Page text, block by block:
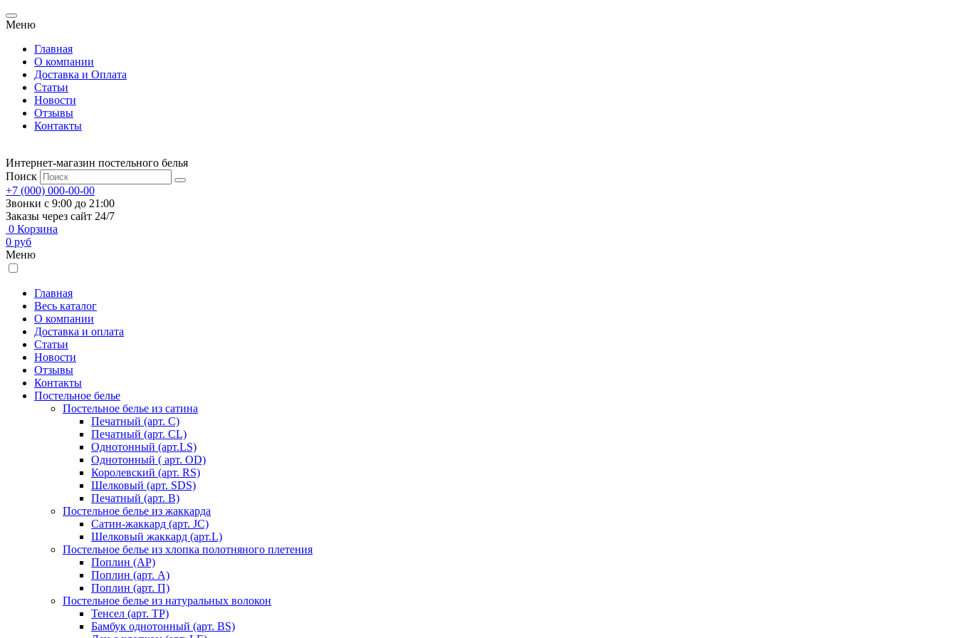
Меню
Главная
О компании
Доставка и Оплата
Статьи
Новости
Отзывы
Контакты
Интернет-магазин постельного белья
Поиск
+7 (000) 000-00-00
Звонки с 9:00 до 21:00
Заказы через сайт 24/7
0 Корзина
0 руб
Меню
Главная
Весь каталог
О компании
Доставка и оплата
Статьи
Новости
Отзывы
Контакты
Постельное белье
Постельное белье из сатина
Печатный (арт. С)
Печатный (арт. СL)
Однотонный (арт.LS)
Однотонный ( арт. OD)
Королевский (арт. RS)
Шелковый (арт. SDS)
Печатный (арт. В)
Постельное белье из жаккарда
Сатин-жаккард (арт. JC)
Шелковый жаккард (арт.L)
Постельное белье из хлопка полотняного плетения
Поплин (AP)
Поплин (арт. А)
Поплин (арт. П)
Постельное белье из натуральных волокон
Тенсел (арт. ТР)
Бамбук однотонный (арт. BS)